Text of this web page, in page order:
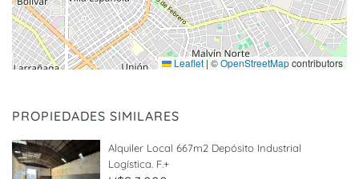
Leaflet | ©OpenStreetMapcontributors
PROPIEDADES SIMILARES
Alquiler Local 667m2 Depósito Industrial
Logística. F.+